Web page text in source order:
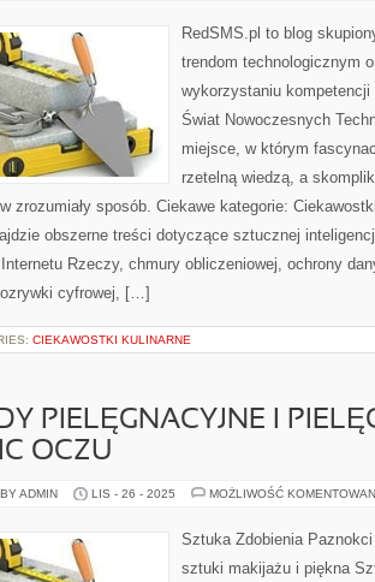
RedSMS.pl to blog
trendom technologicznym
wykorzystaniu
Świat Nowoczesnych
miejsce, w którym
rzetelną wiedzą, a
zrozumiały sposób. Ciekawe kategorie:
obszerne treści dotyczące sztucznej
Rzeczy, chmury obliczeniowej, ochrony
cyfrowej, […]
CIEKAWOSTKI KULINARNE
PIELĘGNACYJNE I
OCZU
ADMIN LIS - 26 - 2025 MOŻLIWOŚĆ
Sztuka Zdobienia
sztuki makijażu i piękna